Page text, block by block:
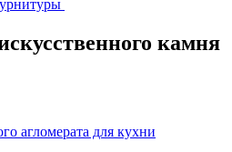
камня